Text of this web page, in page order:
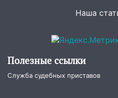
ДТП с шестилетним
12:01
Пьяная
шестилетнего
Наша
Полезные ссылки
Служба судебных приставов